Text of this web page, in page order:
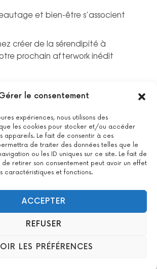
le consentement
expériences, nous utilisons des
les cookies pour stocker et/ou accéder
appareils. Le fait de consentir à ces
de traiter des données telles que le
ou les ID uniques sur ce site. Le fait de
de retirer son consentement peut avoir un effet
caractéristiques et fonctions.
ACCEPTER
REFUSER
LES PRÉFÉRENCES
et bien-être s’associent
créer de la sérendipité à
prochain afterwork inédit
a été délivrée au titre de la catégorie
de formations.Voir le certificat
– Tous droits réservés –Contact